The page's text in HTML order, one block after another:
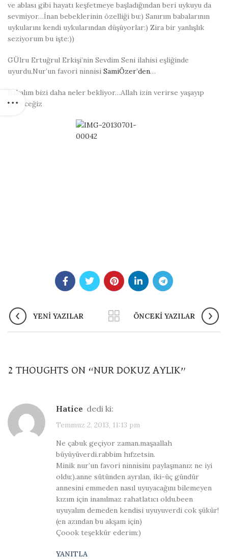
ve ablası gibi hayatı keşfetmeye başladığından beri uykuyu da
sevmiyor…İnan bebeklerinin özelliği bu:) Sanırım babalarının
uykularını kendi uykularından düşüyorlar:) Zira bir yanlışlık
seziyorum bu işte:))
GÜlru Ertuğrul Erkişi’nin Sevdim Seni ilahisi eşliğinde
uyurdu.Nur’un favori ninnisi SamiÖzer’den…
Bakalım bizi daha neler bekliyor…Allah izin verirse yaşayıp
göreceğiz
YENI YAZILAR ÖNCEKI YAZILAR
2 THOUGHTS ON “NUR DOKUZ AYLIK”
hatice dedi ki:
Temmuz 2, 2013, 11:13 pm
Ne çabuk geçiyor zaman.maşaallah
büyüyüverdi.rabbim hıfzetsin.
Minik nur’un favori ninnisinı paylaşmanız ne iyi
oldu:).anne sütünden ayrılan, iki-üç gündür
annesini emmeden nasıl uyuyacağını bilemeyen
kızım için inanılmaz rahatlatıcı oldu.been
uyuyalım demeden kendisi uyuyuverdi cok şükür!
(en azından bu akşam için)
Çoook teşekkür ederim:)
YANITLA